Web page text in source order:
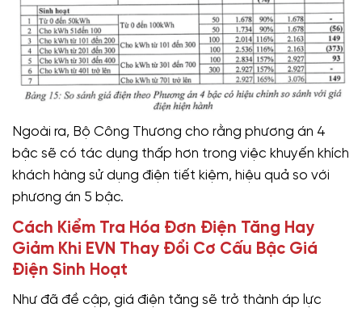
Ngoài ra, Bộ Công Thương cho rằng phương án 4
bậc sẽ có tác dụng thấp hơn trong việc khuyến khích
khách hàng sử dụng điện tiết kiệm, hiệu quả so với
phương án 5 bậc.
Cách Kiểm Tra Hóa Đơn Điện Tăng Hay
Giảm Khi EVN Thay Đổi Cơ Cấu Bậc Giá
Điện Sinh Hoạt
Như đã đề cập, giá điện tăng sẽ trở thành áp lực